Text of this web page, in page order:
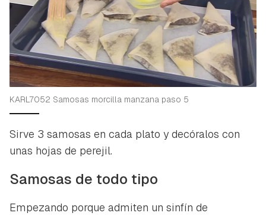
KARL7052 Samosas morcilla manzana paso 5
Sirve 3 samosas en cada plato y decóralos con
unas hojas de perejil.
Samosas de todo tipo
Empezando porque admiten un sinfín de